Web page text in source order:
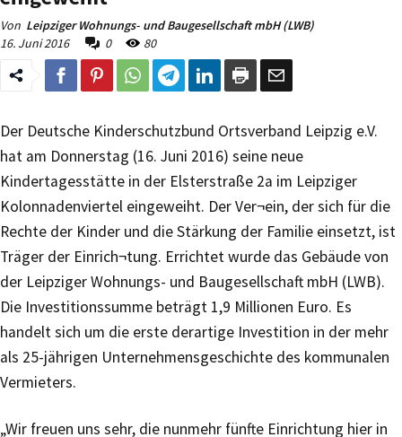
Von Leipziger Wohnungs- und Baugesellschaft mbH (LWB)
16. Juni 2016
0 80
Der Deutsche Kinderschutzbund Ortsverband Leipzig e.V.
hat am Donnerstag (16. Juni 2016) seine neue
Kindertagesstätte in der Elsterstraße 2a im Leipziger
Kolonnadenviertel eingeweiht. Der Ver¬ein, der sich für die
Rechte der Kinder und die Stärkung der Familie einsetzt, ist
Träger der Einrich¬tung. Errichtet wurde das Gebäude von
der Leipziger Wohnungs- und Baugesellschaft mbH (LWB).
Die Investitionssumme beträgt 1,9 Millionen Euro. Es
handelt sich um die erste derartige Investition in der mehr
als 25-jährigen Unternehmensgeschichte des kommunalen
Vermieters.
„Wir freuen uns sehr, die nunmehr fünfte Einrichtung hier in